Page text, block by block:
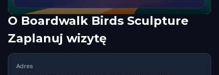
O Boardwalk Birds Sculpture
Zaplanuj wizytę
Adres